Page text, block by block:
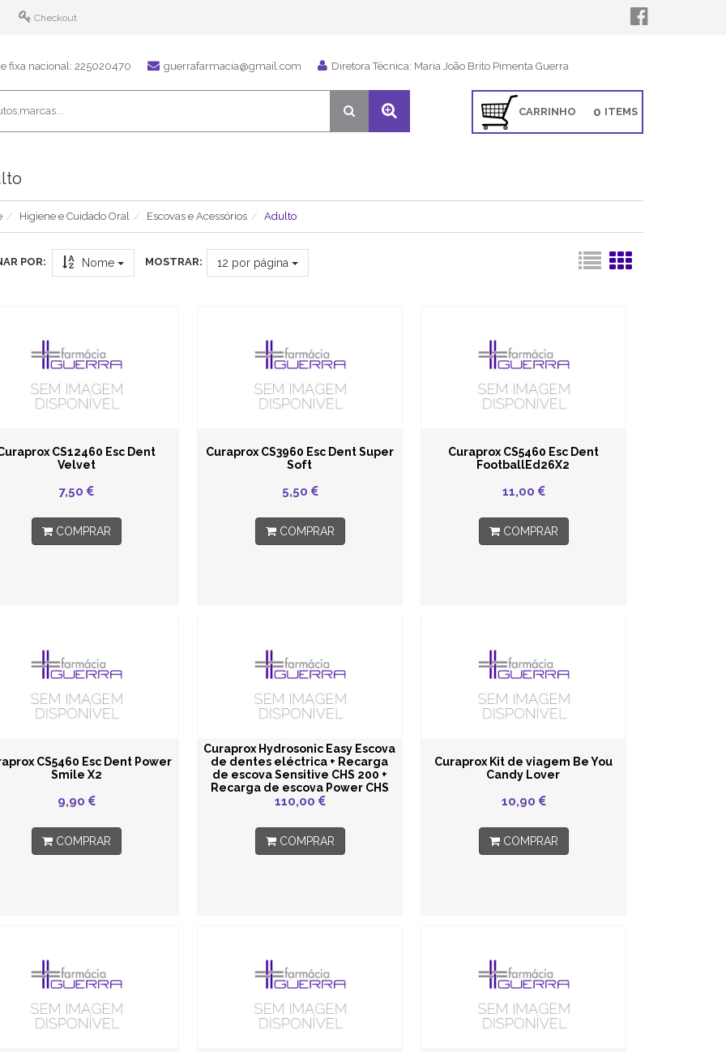
Checkout
fixa nacional: 225020470 guerrafarmacia@gmail.com Diretora Técnica: Maria João Brito Pimenta Guerra
CARRINHO ITEMS
0
Higiene e Cuidado Oral Escovas e Acessórios Adulto
POR: Nome MOSTRAR: 12 por página
CS12460 Esc Dent
Velvet
7,50
COMPRAR
Curaprox CS3960 Esc Dent Super
Soft
5,50
COMPRAR
Curaprox CS5460 Esc Dent
FootballEd26X2
11,00
COMPRAR
CS5460 Esc Dent Power
Smile X2
9,90
COMPRAR
Curaprox Hydrosonic Easy Escova
de dentes eléctrica + Recarga
de escova Sensitive CHS 200 +
Recarga de escova Power CHS
300 + Estojo de viagem
110,00
COMPRAR
Curaprox Kit de viagem Be You
Candy Lover
10,90
COMPRAR